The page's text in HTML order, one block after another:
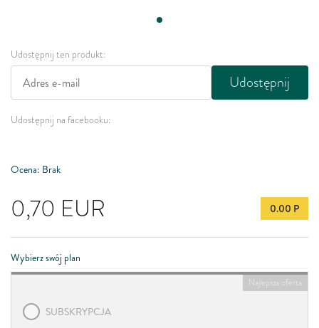
Udostępnij ten produkt:
Udostępnij
Udostępnij na facebooku:
Ocena: Brak
0,70 EUR 0.00 P
Wybierz swój plan
Najlepsza oferta
SUBSKRYPCJA